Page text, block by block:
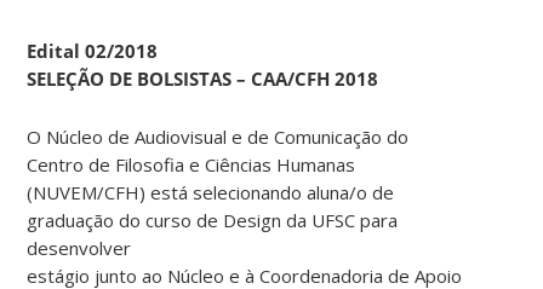
Edital 02/2018
SELEÇÃO DE BOLSISTAS – CAA/CFH 2018
O Núcleo de Audiovisual e de Comunicação do
Centro de Filosofia e Ciências Humanas
(NUVEM/CFH) está selecionando aluna/o de
graduação do curso de Design da UFSC para
desenvolver
estágio junto ao Núcleo e à Coordenadoria de Apoio